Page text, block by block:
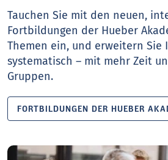
Tauchen Sie mit den neuen,
Fortbildungen der Hueber
Themen ein, und erweitern Sie
systematisch – mit mehr Zeit
Gruppen.
FORTBILDUNGEN DER HUEBER